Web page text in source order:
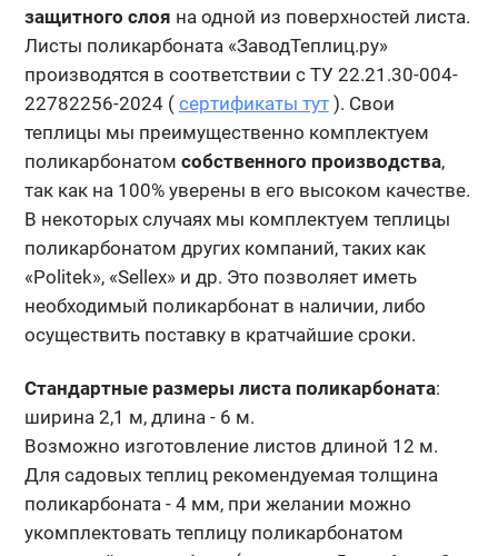
защитного слоя на одной из поверхностей листа.
Листы поликарбоната «ЗаводТеплиц.ру»
производятся в соответствии с ТУ 22.21.30-004-
22782256-2024 ( сертификаты тут ). Свои
теплицы мы преимущественно комплектуем
поликарбонатом собственного производства,
так как на 100% уверены в его высоком качестве.
В некоторых случаях мы комплектуем теплицы
поликарбонатом других компаний, таких как
«Politek», «Sellex» и др. Это позволяет иметь
необходимый поликарбонат в наличии, либо
осуществить поставку в кратчайшие сроки.
Стандартные размеры листа поликарбоната:
ширина 2,1 м, длина - 6 м.
Возможно изготовление листов длиной 12 м.
Для садовых теплиц рекомендуемая толщина
поликарбоната - 4 мм, при желании можно
укомплектовать теплицу поликарбонатом